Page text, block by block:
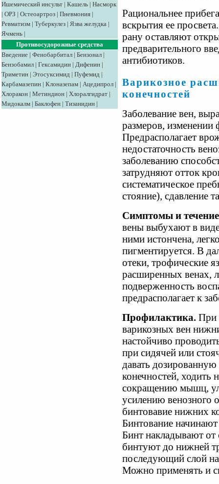
Ишемический инсульт | Кашель | Насморк
| ОРЗ | Остеоартроз | Пневмония |
Ревматизм | Туберкулез | Язва желудка |
Ячмень |
Противосудорожные средства
Введение | Фенобарбитал | Бензонал |
Бензобамил | Гексамидин | Дифенин |
Триметин | Этосуксимид | Пуфемид |
Карбамазепин | Клоназепам | Ацедипрол |
Хлоракон | Метиндион | Хлоралгидрат |
Мидокалм | Баклофен | Тизанидин |
Рациональнее
вскрытия ее
рану оставляют
предварительного
антибиотиков.
Варикозное
конечностей
Заболевание вен,
размеров,
Предрасполагает
недостаточность
заболеванию
затрудняют отток
систематическое
стояние), сдавление
Симптомы и
вены выбухают в
ними истончена,
пигментируется. В
отеки, трофические
расширенных венах,
подверженность
предрасполагает к
Профилактика. При
варикозных вен
настойчиво
при сидячей или
давать
конечностей, ходить
сокращению мышц,
усилению венозного
бинтовавие нижних
Бинтование
Бинт накладывают от
бинтуют до нижней
последующий слой
Можно применять и